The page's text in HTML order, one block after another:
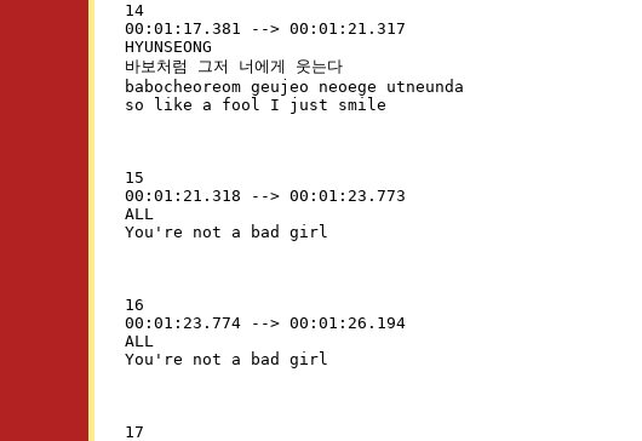
14
00:01:17.381 --> 00:01:21.317
HYUNSEONG
바보처럼 그저 너에게 웃는다
babocheoreom geujeo neoege utneunda
15
00:01:21.318 --> 00:01:23.773
ALL
16
00:01:23.774 --> 00:01:26.194
ALL
17